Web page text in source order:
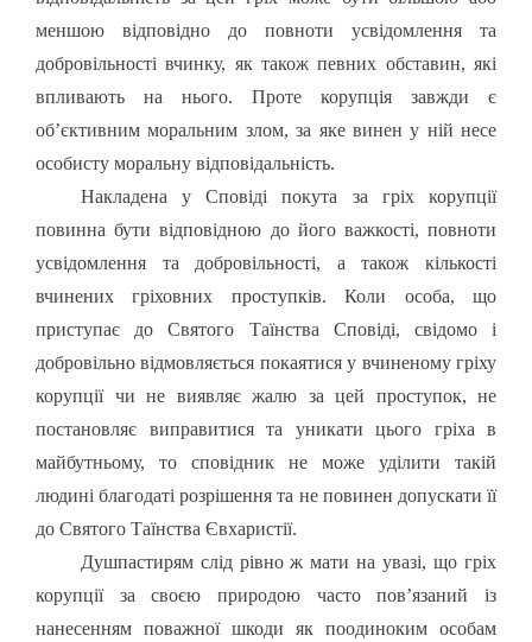
меншою відповідно до повноти усвідомлення та
добровільності вчинку, як також певних обставин, які
впливають на нього. Проте корупція завжди є
об’єктивним моральним злом, за яке винен у ній несе
особисту моральну відповідальність.
Накладена у Сповіді покута за гріх корупції
повинна бути відповідною до його важкості, повноти
усвідомлення та добровільності, а також кількості
вчинених гріховних проступків. Коли особа, що
приступає до Святого Таїнства Сповіді, свідомо і
добровільно відмовляється покаятися у вчиненому гріху
корупції чи не виявляє жалю за цей проступок, не
постановляє виправитися та уникати цього гріха в
майбутньому, то сповідник не може уділити такій
людині благодаті розрішення та не повинен допускати її
до Святого Таїнства Євхаристії.
Душпастирям слід рівно ж мати на увазі, що гріх
корупції за своєю природою часто пов’язаний із
нанесенням поважної шкоди як поодиноким особам